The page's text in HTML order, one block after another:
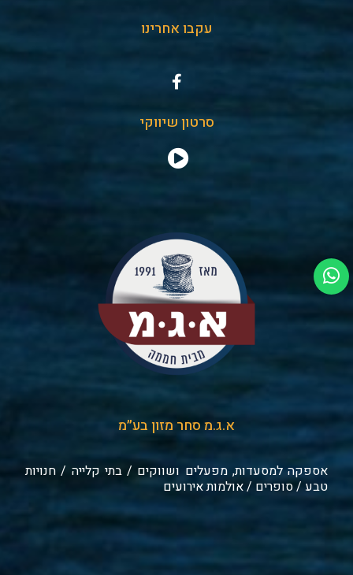
עקבו אחרינו
סרטון שיווקי
א.ג.מ סחר מזון בע״מ
אספקה למסעדות, מפעלים ושווקים / בתי קלייה / חנויות
טבע / סופרים / אולמות אירועים